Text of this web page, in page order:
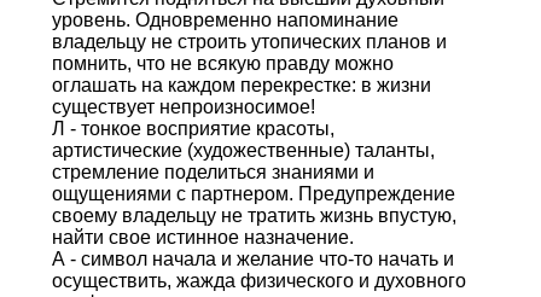
уровень. Одновременно напоминание
владельцу не строить утопических планов и
помнить, что не всякую правду можно
оглашать на каждом перекрестке: в жизни
существует непроизносимое!
Л - тонкое восприятие красоты,
артистические (художественные) таланты,
стремление поделиться знаниями и
ощущениями с партнером. Предупреждение
своему владельцу не тратить жизнь впустую,
найти свое истинное назначение.
А - символ начала и желание что-то начать и
осуществить, жажда физического и духовного